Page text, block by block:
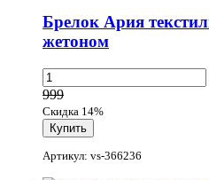
Брелок Ария
жетоном
999
Скидка 14%
Артикул: vs-366236